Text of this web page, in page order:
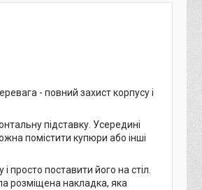
- повний захист корпусу і
підставку. Усередині
помістити купюри або інші
просто поставити його на стіл.
розміщена накладка, яка